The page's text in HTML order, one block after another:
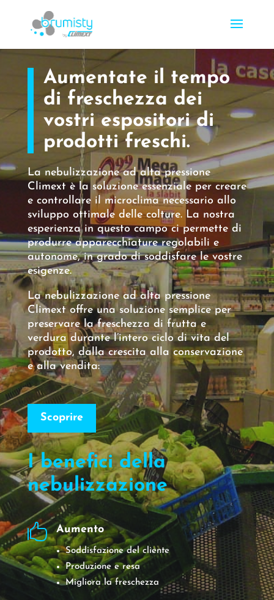
Aumentate il tempo
di freschezza dei
vostri espositori di
prodotti freschi.
La nebulizzazione ad alta pressione
Climext è la soluzione essenziale per creare
e controllare il microclima necessario allo
sviluppo ottimale delle colture. La nostra
esperienza in questo campo ci permette di
produrre apparecchiature regolabili e
autonome, in grado di soddisfare le vostre
esigenze.
La nebulizzazione ad alta pressione
Climext offre una soluzione semplice per
preservare la freschezza di frutta e
verdura durante l’intero ciclo di vita del
prodotto, dalla crescita alla conservazione
e alla vendita:
Scoprire
I benefici della
nebulizzazione
 Aumento
Soddisfazione del cliente
Produzione e resa
Migliora la freschezza